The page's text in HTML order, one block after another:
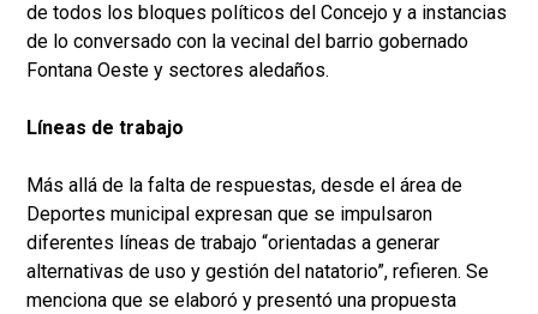
de todos los bloques políticos del Concejo y a instancias
de lo conversado con la vecinal del barrio gobernado
Fontana Oeste y sectores aledaños.
Líneas de trabajo
Más allá de la falta de respuestas, desde el área de
Deportes municipal expresan que se impulsaron
diferentes líneas de trabajo “orientadas a generar
alternativas de uso y gestión del natatorio”, refieren. Se
menciona que se elaboró y presentó una propuesta